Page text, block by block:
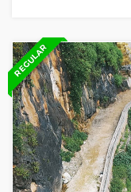
REGULAR